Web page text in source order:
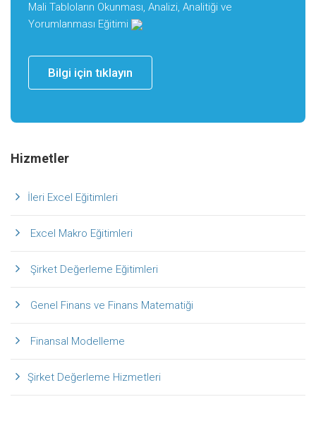
Mali Tabloların Okunması, Analizi, Analitiği ve
Yorumlanması Eğitimi
Bilgi için tıklayın
Hizmetler
İleri Excel Eğitimleri
Excel Makro Eğitimleri
Şirket Değerleme Eğitimleri
Genel Finans ve Finans Matematiği
Finansal Modelleme
Şirket Değerleme Hizmetleri